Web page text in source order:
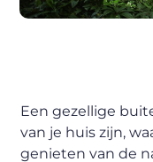
Een gezellige
van je huis zijn,
genieten van de